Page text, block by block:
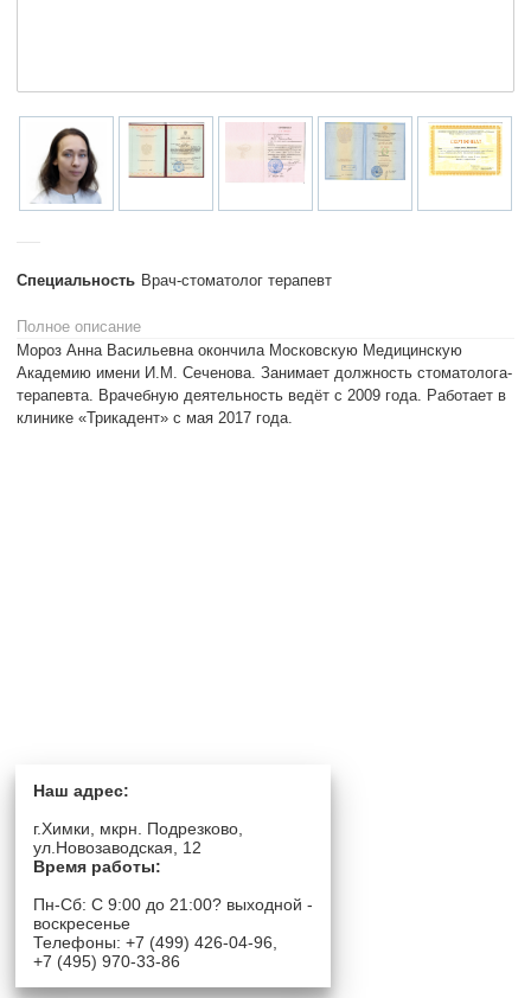
Специальность Врач-стоматолог терапевт
Полное описание
Мороз Анна Васильевна окончила Московскую Медицинскую
Академию имени И.М. Сеченова. Занимает должность стоматолога-
терапевта. Врачебную деятельность ведёт с 2009 года. Работает в
клинике «Трикадент» с мая 2017 года.
Наш адрес:
г.Химки, мкрн. Подрезково,
ул.Новозаводская, 12
Время работы:
Пн-Сб: C 9:00 до 21:00? выходной -
воскресенье
Телефоны: +7 (499) 426-04-96,
+7 (495) 970-33-86